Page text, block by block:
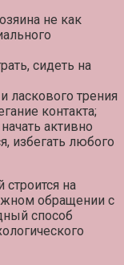
не как
сидеть на
и ласкового трения
контакта;
активно
избегать любого
на
обращении с
способ